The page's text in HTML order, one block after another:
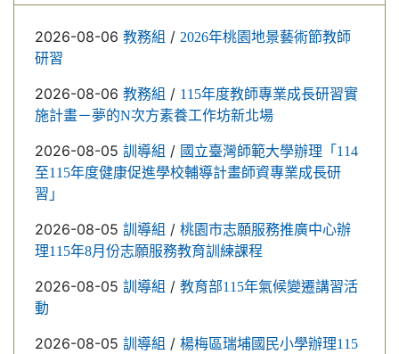
2026-08-06 教務組 / 2026年桃園地景藝術節教師
研習
2026-08-06 教務組 / 115年度教師專業成長研習實
施計畫－夢的N次方素養工作坊新北場
2026-08-05 訓導組 / 國立臺灣師範大學辦理「114
至115年度健康促進學校輔導計畫師資專業成長研
習」
2026-08-05 訓導組 / 桃園市志願服務推廣中心辦
理115年8月份志願服務教育訓練課程
2026-08-05 訓導組 / 教育部115年氣候變遷講習活
動
2026-08-05 訓導組 / 楊梅區瑞埔國民小學辦理115